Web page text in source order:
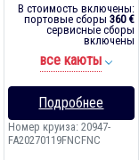
В стоимость включены:
портовые сборы 360 €
сервисные сборы
включены
все каюты
Подробнее
Номер круиза: 20947-
FA20270119FNCFNC